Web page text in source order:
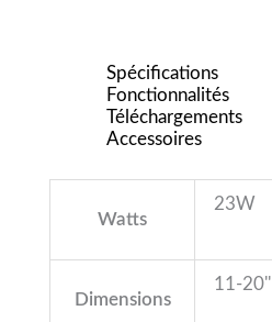
Spécifications
Fonctionnalités
Téléchargements
Accessoires
Watts
23W
Dimensions
11-20''